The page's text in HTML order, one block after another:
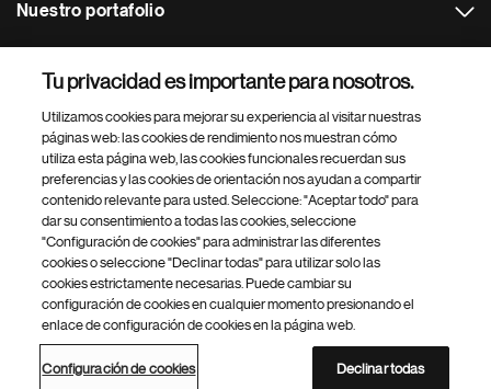
Nuestro portafolio
Footer Site Search
inferior
del
© 2026 Novartis AG
Política de privacidad Términos de uso
Accesibilidad
Configuración de cookies
Mapa del sitio
Tu privacidad es importante para nosotros.
Utilizamos cookies para mejorar su experiencia al visitar nuestras
páginas web: las cookies de rendimiento nos muestran cómo
utiliza esta página web, las cookies funcionales recuerdan sus
preferencias y las cookies de orientación nos ayudan a compartir
contenido relevante para usted. Seleccione: "Aceptar todo" para
dar su consentimiento a todas las cookies, seleccione
"Configuración de cookies" para administrar las diferentes
cookies o seleccione "Declinar todas" para utilizar solo las
cookies estrictamente necesarias. Puede cambiar su
configuración de cookies en cualquier momento presionando el
enlace de configuración de cookies en la página web.
Configuración de cookies Declinar todas